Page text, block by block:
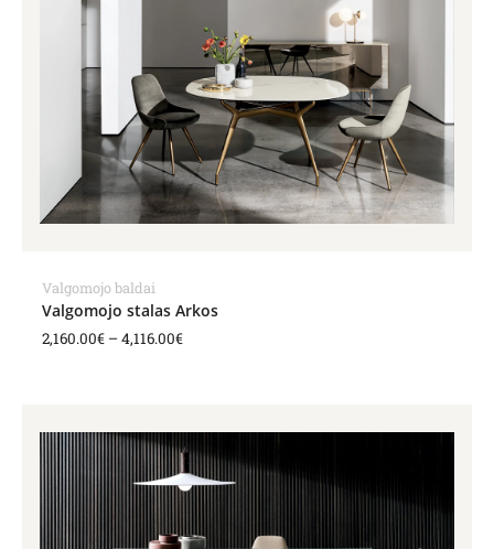
Valgomojo baldai
Valgomojo stalas Arkos
2,160.00€ –4,116.00€
through
4,116.00€
range:
2,147.00€
through
3,418.00€